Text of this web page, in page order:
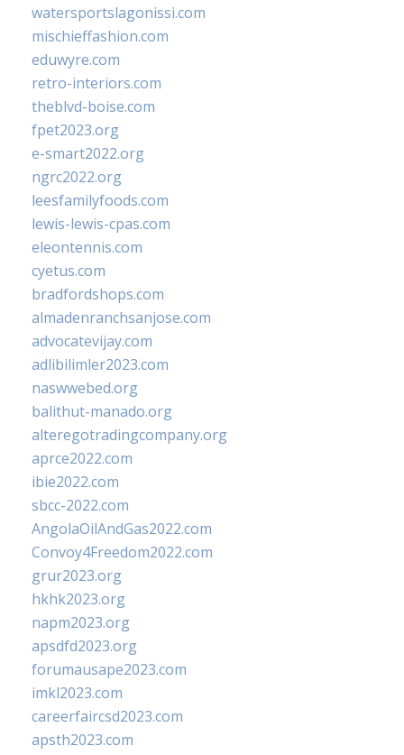
watersportslagonissi.com
mischieffashion.com
eduwyre.com
retro-interiors.com
theblvd-boise.com
fpet2023.org
e-smart2022.org
ngrc2022.org
leesfamilyfoods.com
lewis-lewis-cpas.com
eleontennis.com
cyetus.com
bradfordshops.com
almadenranchsanjose.com
advocatevijay.com
adlibilimler2023.com
naswwebed.org
balithut-manado.org
alteregotradingcompany.org
aprce2022.com
ibie2022.com
sbcc-2022.com
AngolaOilAndGas2022.com
Convoy4Freedom2022.com
grur2023.org
hkhk2023.org
napm2023.org
apsdfd2023.org
forumausape2023.com
imkl2023.com
careerfaircsd2023.com
apsth2023.com